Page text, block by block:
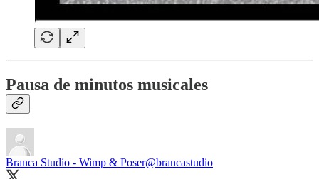
Pausa de minutos musicales
Branca Studio - Wimp & Poser@brancastudio